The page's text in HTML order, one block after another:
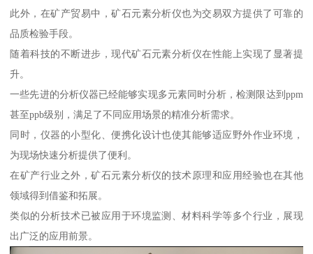
此外，在矿产贸易中，矿石元素分析仪也为交易双方提供了可靠的
品质检验手段。
随着科技的不断进步，现代矿石元素分析仪在性能上实现了显著提
升。
一些先进的分析仪器已经能够实现多元素同时分析，检测限达到ppm
甚至ppb级别，满足了不同应用场景的精准分析需求。
同时，仪器的小型化、便携化设计也使其能够适应野外作业环境，
为现场快速分析提供了便利。
在矿产行业之外，矿石元素分析仪的技术原理和应用经验也在其他
领域得到借鉴和拓展。
类似的分析技术已被应用于环境监测、材料科学等多个行业，展现
出广泛的应用前景。